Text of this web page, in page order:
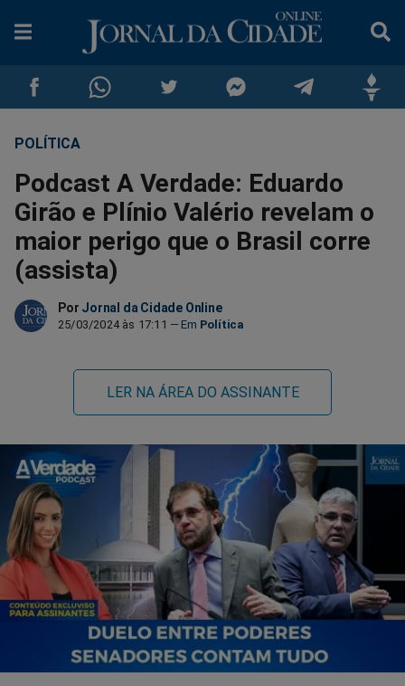
Compartilhar
no
Facebook
Compartilhar
no
Whatsapp
no
Twitter
no
Messenger
no
TelegramGettr
POLÍTICA
Podcast A Verdade: Eduardo
Girão e Plínio Valério revelam o
maior perigo que o Brasil corre
(assista)
Por Jornal da Cidade Online
25/03/2024 às 17:11 Política
LER NA ÁREA DO ASSINANTE